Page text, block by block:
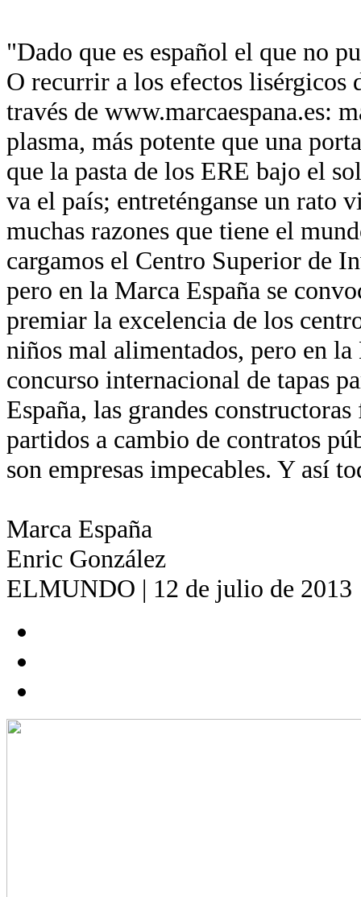
"Dado que es español el que no
O recurrir a los efectos lisérgicos
través de www.marcaespana.es:
plasma, más potente que una
que la pasta de los ERE bajo el
va el país; entreténganse un rato
muchas razones que tiene el
cargamos el Centro Superior de
pero en la Marca España se
premiar la excelencia de los
niños mal alimentados, pero en
concurso internacional de tapas
España, las grandes
partidos a cambio de contratos
son empresas impecables. Y así
Marca España
Enric González
ELMUNDO | 12 de julio de 2013